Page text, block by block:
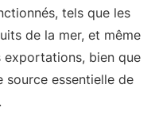
tels que les
de la mer, et même
exportations, bien que
source essentielle de